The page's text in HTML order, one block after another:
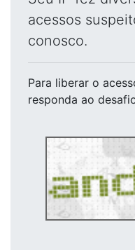
acessos
conosco.
Para liberar o
responda ao